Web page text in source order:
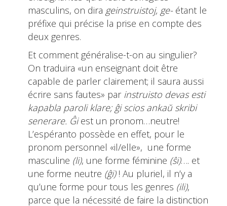
masculins, on dira geinstruistoj, ge-étant le
préfixe qui précise la prise en compte des
deux genres.
Et comment généralise-t-on au singulier?
On traduira «un enseignant doit être
capable de parler clairement; il saura aussi
écrire sans fautes» parinstruisto devas esti
kapabla paroli klare; ĝi scios ankaŭ skribi
senerare. Ĝiest un pronom…neutre!
L’espéranto possède en effet, pour le
pronom personnel «il/elle», une forme
masculine (li), une forme féminine (ŝi)…. et
une forme neutre (ĝi)! Au pluriel, il n’y a
qu’une forme pour tous les genres (ili),
parce que la nécessité de faire la distinction